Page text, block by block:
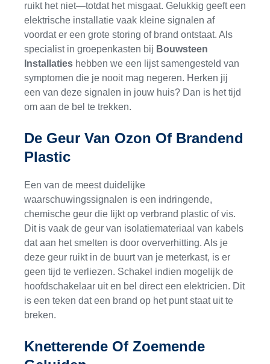
ruikt het niet—totdat het misgaat. Gelukkig geeft een
elektrische installatie vaak kleine signalen af
voordat er een grote storing of brand ontstaat. Als
specialist in groepenkasten bij Bouwsteen
Installaties hebben we een lijst samengesteld van
symptomen die je nooit mag negeren. Herken jij
een van deze signalen in jouw huis? Dan is het tijd
om aan de bel te trekken.
De Geur Van Ozon Of Brandend
Plastic
Een van de meest duidelijke
waarschuwingssignalen is een indringende,
chemische geur die lijkt op verbrand plastic of vis.
Dit is vaak de geur van isolatiemateriaal van kabels
dat aan het smelten is door oververhitting. Als je
deze geur ruikt in de buurt van je meterkast, is er
geen tijd te verliezen. Schakel indien mogelijk de
hoofdschakelaar uit en bel direct een elektricien. Dit
is een teken dat een brand op het punt staat uit te
breken.
Knetterende Of Zoemende